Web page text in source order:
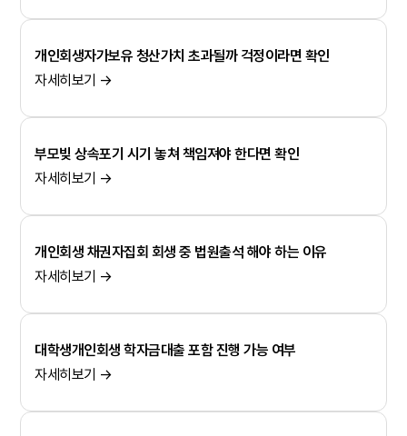
개인회생자가보유 청산가치 초과될까 걱정이라면 확인
자세히보기 →
부모빚 상속포기 시기 놓쳐 책임져야 한다면 확인
자세히보기 →
개인회생 채권자집회 회생 중 법원출석 해야 하는 이유
자세히보기 →
대학생개인회생 학자금대출 포함 진행 가능 여부
자세히보기 →